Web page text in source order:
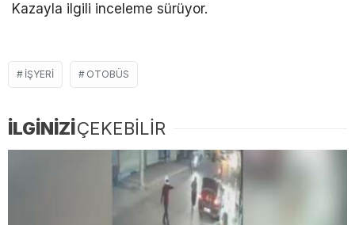
Kazayla ilgili inceleme sürüyor.
IŞYERI OTOBÜS
İLGİNİZİÇEKEBİLİR